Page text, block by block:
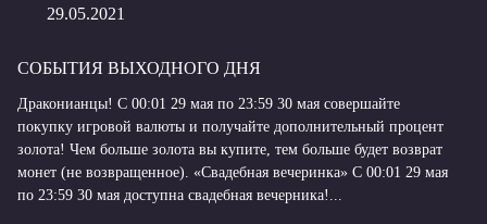
29.05.2021
СОБЫТИЯ ВЫХОДНОГО ДНЯ
Драконианцы! С 00:01 29 мая по 23:59 30 мая совершайте
покупку игровой валюты и получайте дополнительный процент
золота! Чем больше золота вы купите, тем больше будет возврат
монет (не возвращенное). «Свадебная вечеринка» С 00:01 29 мая
по 23:59 30 мая доступна свадебная вечерника!...